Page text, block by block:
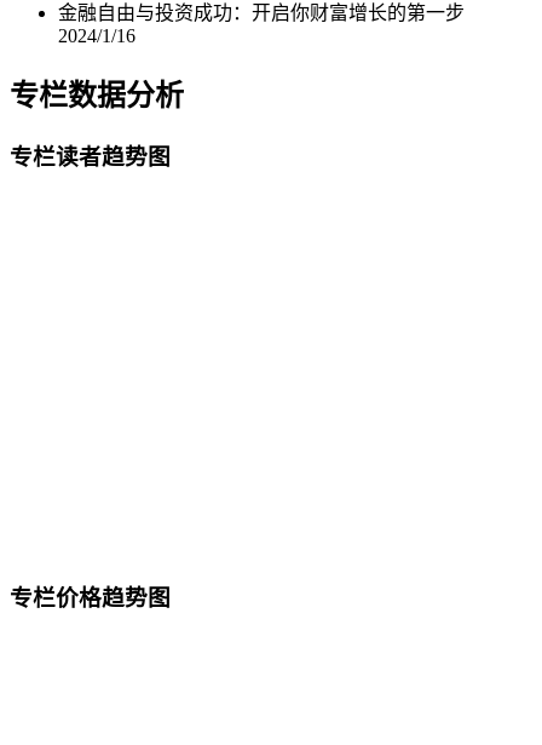
金融自由与投资成功：开启你财富增长的第一步
2024/1/16
专栏数据分析
专栏读者趋势图
专栏价格趋势图